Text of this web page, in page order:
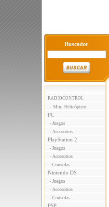
Buscador
RADIOCONTROL
- Mini Helicóptero
PC
- Juegos
- Accesorios
PlayStation 2
- Juegos
- Accesorios
- Consolas
Nintendo DS
- Juegos
- Accesorios
- Consolas
PSP